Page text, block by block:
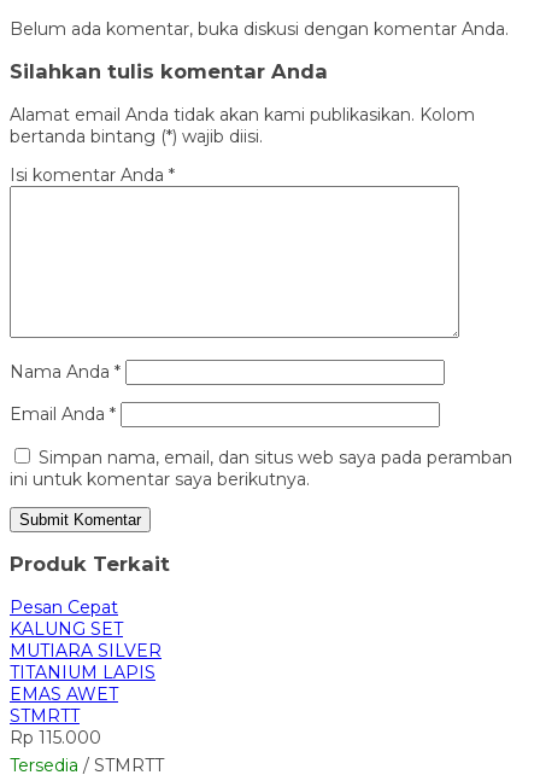
Belum ada komentar, buka diskusi dengan komentar Anda.
Silahkan tulis komentar Anda
Alamat email Anda tidak akan kami publikasikan. Kolom
bertanda bintang (*) wajib diisi.
Isi komentar Anda *
Nama Anda *
Email Anda *
Simpan nama, email, dan situs web saya pada peramban
ini untuk komentar saya berikutnya.
Produk Terkait
Pesan Cepat
KALUNG SET
MUTIARA SILVER
TITANIUM LAPIS
EMAS AWET
STMRTT
Rp 115.000
Tersedia / STMRTT